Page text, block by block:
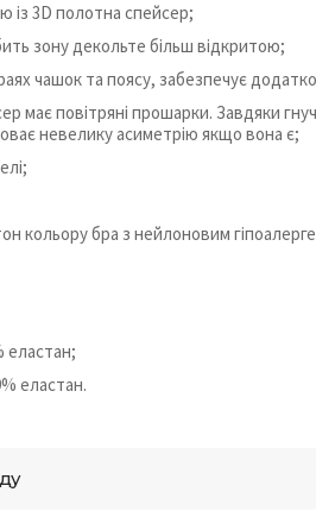
із 3D полотна спейсер;
зону декольте більш відкритою;
чашок та поясу, забезпечує
має повітряні прошарки. Завдяки
невелику асиметрію якщо вона є;
кольору бра з нейлоновим
еластан;
еластан.